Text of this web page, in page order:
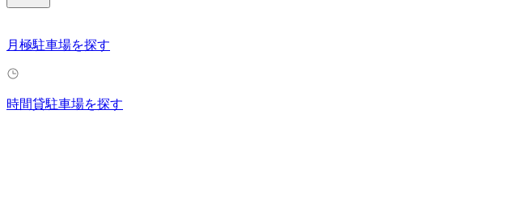
月極駐車場を探す
時間貸駐車場を探す